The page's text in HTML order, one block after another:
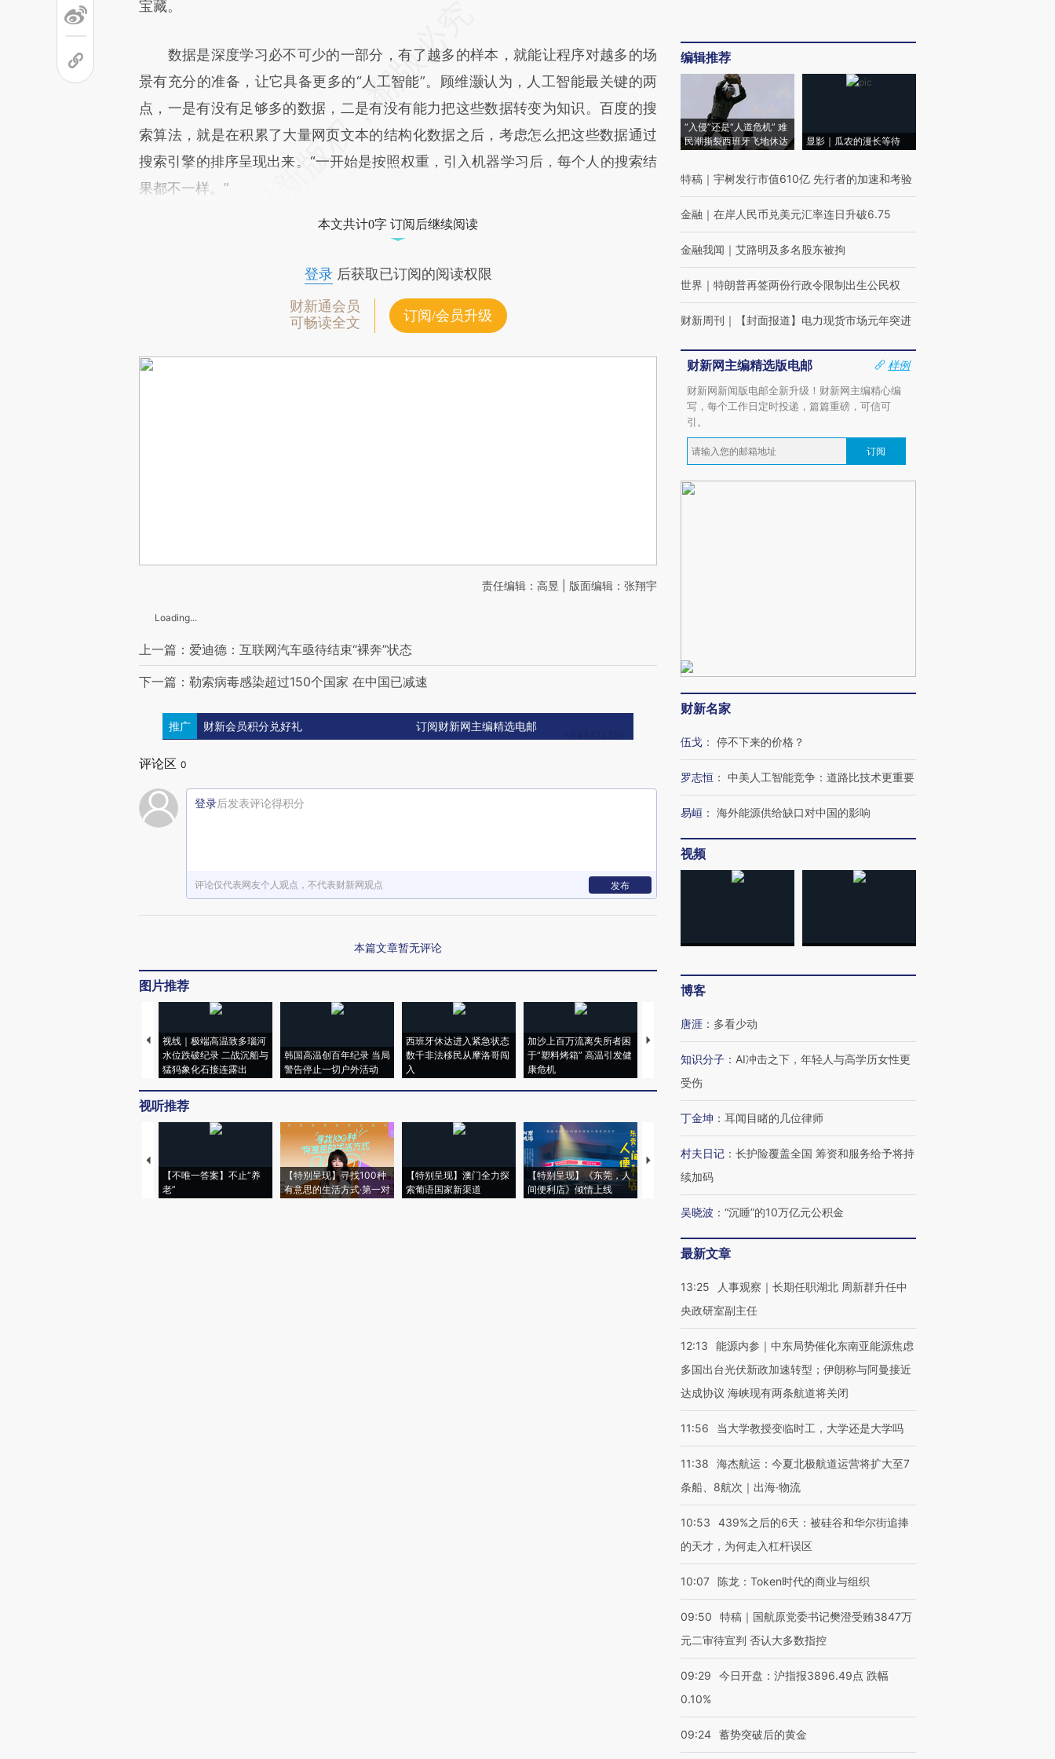
宝藏。
数据是深度学习必不可少的一部分，有了越多的样本，就能让程序对越多的场
景有充分的准备，让它具备更多的“人工智能”。顾维灏认为，人工智能最关键的两
点，一是有没有足够多的数据，二是有没有能力把这些数据转变为知识。百度的搜
索算法，就是在积累了大量网页文本的结构化数据之后，考虑怎么把这些数据通过
搜索引擎的排序呈现出来。“一开始是按照权重，引入机器学习后，每个人的搜索结
果都不一样。”
本文共计0字 订阅后继续阅读
登录后获取已订阅的阅读权限
财新通会员
可畅读全文
订阅/会员升级
责任编辑：高昱 | 版面编辑：张翔宇
Loading...
上一篇：爱迪德：互联网汽车亟待结束“裸奔”状态
下一篇：勒索病毒感染超过150个国家 在中国已减速
推广 财新会员积分兑好礼 订阅财新网主编精选电邮
评论区 0
登录后发表评论得积分
评论仅代表网友个人观点，不代表财新网观点 发布
本篇文章暂无评论
图片推荐
视线｜极端高温致多瑙河
水位跌破纪录 二战沉船与
猛犸象化石接连露出
韩国高温创百年纪录 当局
警告停止一切户外活动
西班牙休达进入紧急状态
数千非法移民从摩洛哥闯
入
加沙上百万流离失所者困
于“塑料烤箱” 高温引发健
康危机
视线｜HYROX的吸金
术：是什么让中产们甘
马航飞行员跨国走私7万
粒摇头丸 尿检体内含3种
视线｜被称为“蟑螂”的印
度Z世代 用街头抗争将教
视听推荐
【不唯一答案】不止“养
老”
【特别呈现】寻找100种
有意思的生活方式·第一对
【特别呈现】澳门全力探
索葡语国家新渠道
【特别呈现】《东莞，人
间便利店》倾情上线
【推广】走进第四届链博
会，让数智科技“链”接产
【商旅对话】华住集团
编辑推荐
“入侵”还是“人道危机” 难
民潮撕裂西班牙飞地休达
显影｜瓜农的漫长等待
特稿 ｜ 宇树发行市值610亿 先行者的加速和考验
金融 ｜ 在岸人民币兑美元汇率连日升破6.75
金融我闻 ｜ 艾路明及多名股东被拘
世界 ｜ 特朗普再签两份行政令限制出生公民权
财新周刊 ｜ 【封面报道】电力现货市场元年突进
财新网主编精选版电邮
样例
财新网新闻版电邮全新升级！财新网主编精心编
写，每个工作日定时投递，篇篇重磅，可信可
引。
订阅
财新名家
伍戈 ： 停不下来的价格？
罗志恒 ： 中美人工智能竞争：道路比技术更重要
易峘 ： 海外能源供给缺口对中国的影响
视频
博客
唐涯 ： 多看少动
知识分子 ： AI冲击之下，年轻人与高学历女性更
受伤
丁金坤 ： 耳闻目睹的几位律师
村夫日记 ： 长护险覆盖全国 筹资和服务给予将持
续加码
吴晓波 ： “沉睡”的10万亿元公积金
最新文章
13:25
人事观察｜长期任职湖北 周新群升任中
央政研室副主任
12:13
能源内参｜中东局势催化东南亚能源焦虑
多国出台光伏新政加速转型；伊朗称与阿曼接近
达成协议 海峡现有两条航道将关闭
11:56 当大学教授变临时工，大学还是大学吗
11:38
海杰航运：今夏北极航道运营将扩大至7
条船、8航次｜出海·物流
10:53
439%之后的6天：被硅谷和华尔街追捧
的天才，为何走入杠杆误区
10:07 陈龙：Token时代的商业与组织
09:50
特稿｜国航原党委书记樊澄受贿3847万
元二审待宣判 否认大多数指控
09:29
今日开盘：沪指报3896.49点 跌幅
0.10%
09:24 蓄势突破后的黄金